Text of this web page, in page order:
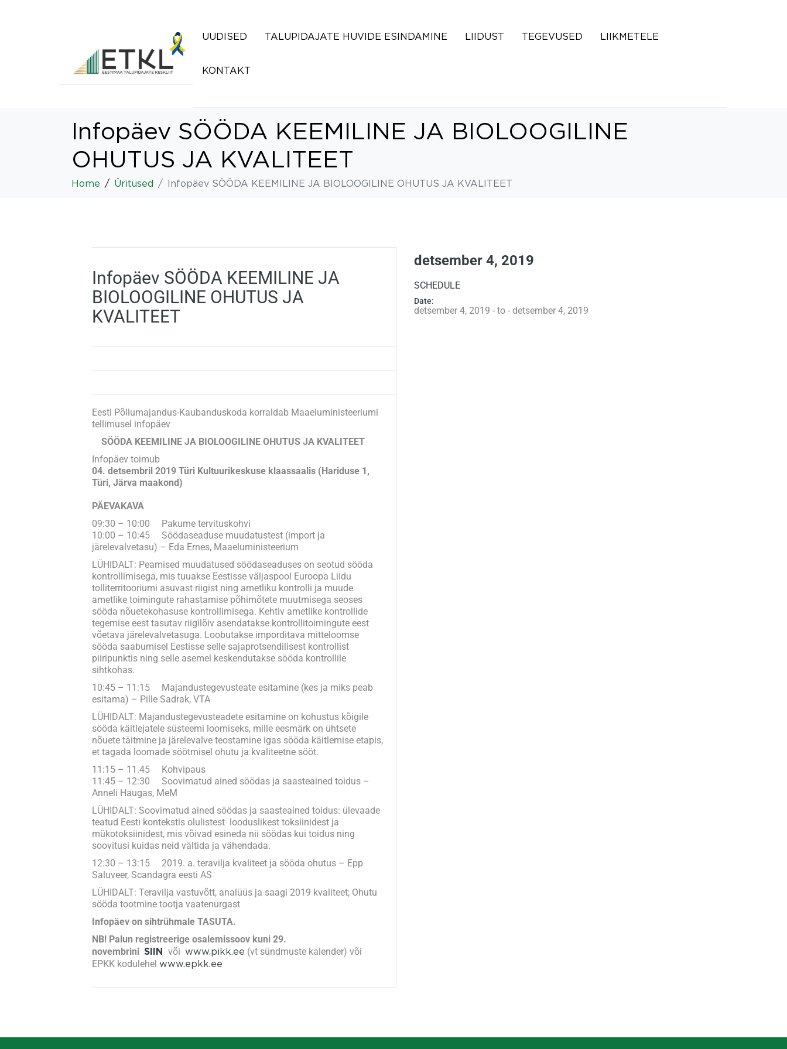
UUDISED TALUPIDAJATE HUVIDE ESINDAMINE LIIDUST TEGEVUSED LIIKMETELE
KONTAKT
Infopäev SÖÖDA KEEMILINE JA BIOLOOGILINE
OHUTUS JA KVALITEET
Home Üritused Infopäev SÖÖDA KEEMILINE JA BIOLOOGILINE OHUTUS JA KVALITEET
Infopäev SÖÖDA KEEMILINE JA
BIOLOOGILINE OHUTUS JA
KVALITEET
Eesti Põllumajandus-Kaubanduskoda korraldab Maaeluministeeriumi
tellimusel infopäev
SÖÖDA KEEMILINE JA BIOLOOGILINE OHUTUS JA KVALITEET
Infopäev toimub
04. detsembril 2019 Türi Kultuurikeskuse klaassaalis (Hariduse 1,
Türi, Järva maakond)
PÄEVAKAVA
09:30 – 10:00 Pakume tervituskohvi
10:00 – 10:45 Söödaseaduse muudatustest (import ja
järelevalvetasu) – Eda Ernes, Maaeluministeerium
LÜHIDALT: Peamised muudatused söödaseaduses on seotud sööda
kontrollimisega, mis tuuakse Eestisse väljaspool Euroopa Liidu
tolliterritooriumi asuvast riigist ning ametliku kontrolli ja muude
ametlike toimingute rahastamise põhimõtete muutmisega seoses
sööda nõuetekohasuse kontrollimisega. Kehtiv ametlike kontrollide
tegemise eest tasutav riigilõiv asendatakse kontrollitoimingute eest
võetava järelevalvetasuga. Loobutakse imporditava mitteloomse
sööda saabumisel Eestisse selle sajaprotsendilisest kontrollist
piiripunktis ning selle asemel keskendutakse sööda kontrollile
sihtkohas.
10:45 – 11:15 Majandustegevusteate esitamine (kes ja miks peab
esitama) – Pille Sadrak, VTA
LÜHIDALT: Majandustegevusteadete esitamine on kohustus kõigile
sööda käitlejatele süsteemi loomiseks, mille eesmärk on ühtsete
nõuete täitmine ja järelevalve teostamine igas sööda käitlemise etapis,
et tagada loomade söötmisel ohutu ja kvaliteetne sööt.
11:15 – 11.45 Kohvipaus
11:45 – 12:30 Soovimatud ained söödas ja saasteained toidus –
Anneli Haugas, MeM
LÜHIDALT: Soovimatud ained söödas ja saasteained toidus: ülevaade
teatud Eesti kontekstis olulistest looduslikest toksiinidest ja
mükotoksiinidest, mis võivad esineda nii söödas kui toidus ning
soovitusi kuidas neid vältida ja vähendada.
12:30 – 13:15 2019. a. teravilja kvaliteet ja sööda ohutus – Epp
Saluveer, Scandagra eesti AS
LÜHIDALT: Teravilja vastuvõtt, analüüs ja saagi 2019 kvaliteet; Ohutu
sööda tootmine tootja vaatenurgast
Infopäev on sihtrühmale TASUTA.
NB! Palun registreerige osalemissoov kuni 29.
novembrini SIIN või www.pikk.ee (vt sündmuste kalender) või
EPKK kodulehel www.epkk.ee
detsember 4, 2019
SCHEDULE
Date:
detsember 4, 2019 - to - detsember 4, 2019